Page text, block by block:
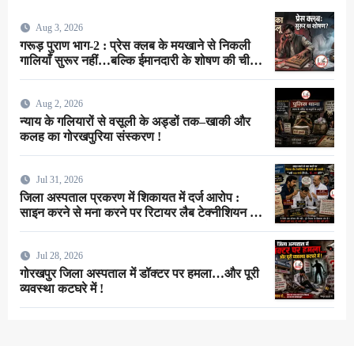
Aug 3, 2026
गरूड़ पुराण भाग-2 : प्रेस क्लब के मयखाने से निकली
गालियाँ सुरूर नहीं…बल्कि ईमानदारी के शोषण की चीख
Aug 2, 2026
न्याय के गलियारों से वसूली के अड्डों तक–खाकी और
कलह का गोरखपुरिया संस्करण !
Jul 31, 2026
जिला अस्पताल प्रकरण में शिकायत में दर्ज आरोप :
साइन करने से मना करने पर रिटायर लैब टेक्नीशियन ने
Jul 28, 2026
गोरखपुर जिला अस्पताल में डॉक्टर पर हमला…और पूरी
व्यवस्था कटघरे में !